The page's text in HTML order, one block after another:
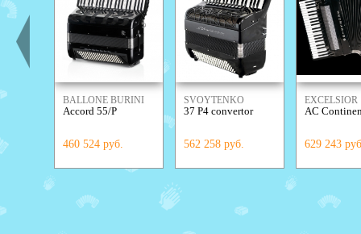
BALLONE BURINI
Accord 55/P
460 524 руб.
SVOYTENKO
ACCORDIONS
37 P4 convertor
562 258 руб.
EXCELSIOR
AC
629 243